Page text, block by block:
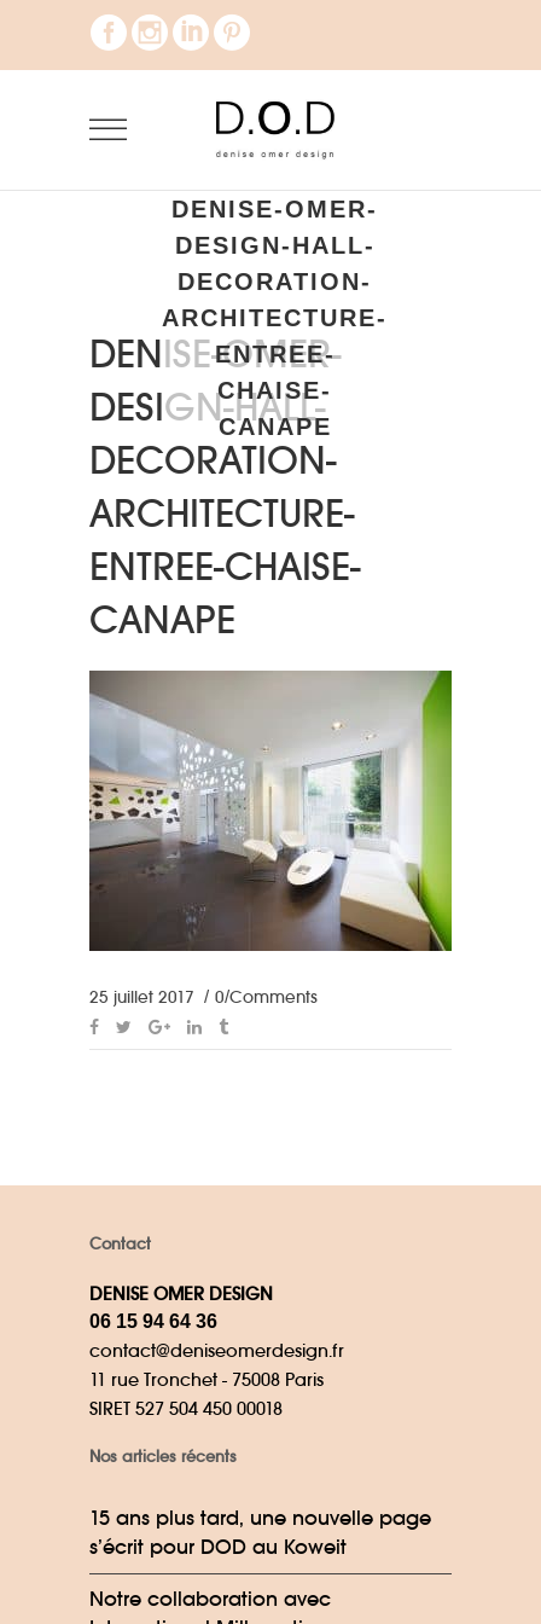
DENISE-OMER-
DESIGN-HALL-
DECORATION-
ARCHITECTURE-
ENTREE-
CHAISE-
CANAPE
DENISE-OMER-
DESIGN-HALL-
DECORATION-
ARCHITECTURE-
ENTREE-CHAISE-
CANAPE
25 juillet 2017 0 Comments
Contact
DENISE OMER DESIGN
06 15 94 64 36
contact@deniseomerdesign.fr
11 rue Tronchet - 75008 Paris
SIRET 527 504 450 00018
Nos articles récents
15 ans plus tard, une nouvelle page
s’écrit pour DOD au Koweit
Notre collaboration avec